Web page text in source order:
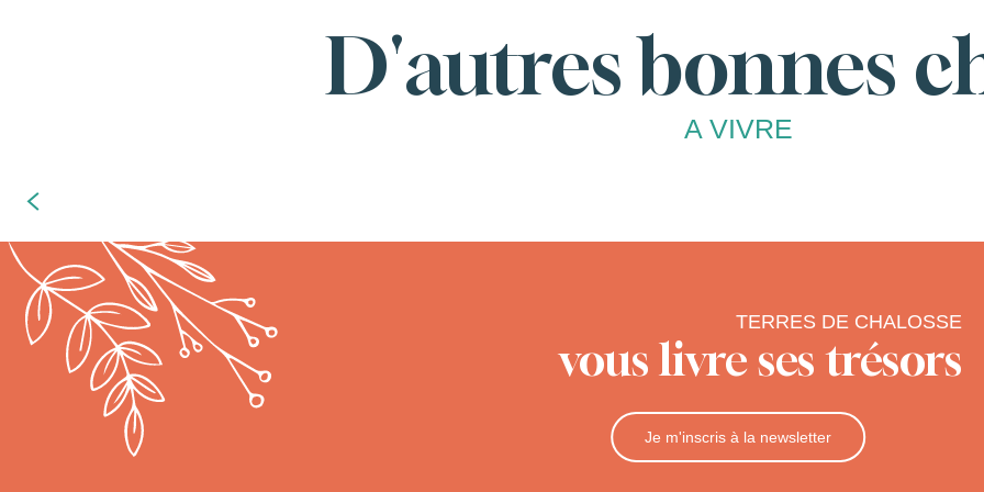
D'autres bonnes
A VIVRE
TERRES DE CHALOSSE
vous livre ses trésors
Je m'inscris à la newsletter